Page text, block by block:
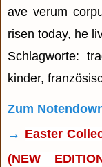
ave verum
risen today, he
Schlagworte:
kinder,
Zum
→ Easter
(NEW